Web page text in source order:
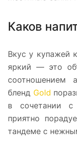
Каков
Вкус у купажей
яркий — это
соотношением
бленд Gold
в сочетании
приятно
тандеме с